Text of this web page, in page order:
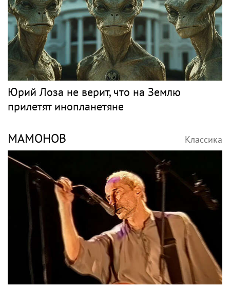
Юрий Лоза не верит, что на Землю
прилетят инопланетяне
МАМОНОВ Классика